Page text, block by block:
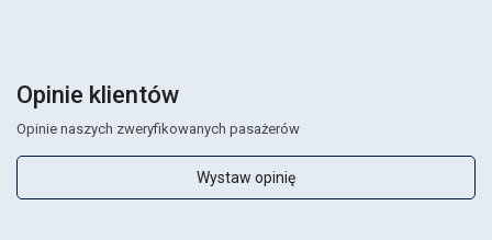
Opinie klientów
Opinie naszych zweryfikowanych pasażerów
Wystaw opinię